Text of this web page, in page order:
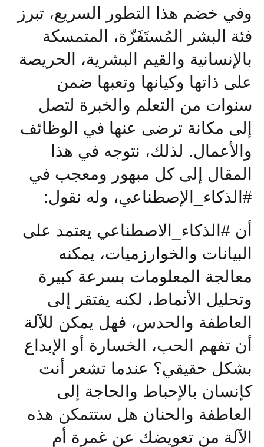
وفي خضم هذا التطور السريع، تبرز
فئة البشر المُستَفَزّة، المتمسكة
بالإنسانية والقيم البشرية، الحريصة
على ذاتها وكيانها وتعبها ضمن
سنوات من التعلم والخبرة لتصل
إلى مكانة ترضى عنها في الوظائف
والأعمال. لذلك، نتوجه في هذا
المقال إلى كل مبهور ومعجب في
#الذكاء_الإصطناعي، وله نقول:
أن #الذكاء_الاصطناعي يعتمد على
البيانات والخوارزميات، يمكنه
معالجة المعلومات بسرعة كبيرة
وتحليل الأنماط، لكنه يفتقر إلى
العاطفة والحدس، فهل يمكن للآلة
أن تفهم الحب، الخسارة أو الإبداع
بشكل حقيقي؟ عندما تشعر أنت
كإنسان بالإحباط والحاجة إلى
العاطفة والحنان هل ستتمكن هذه
الآلة من تعويضك عن غمرة أم